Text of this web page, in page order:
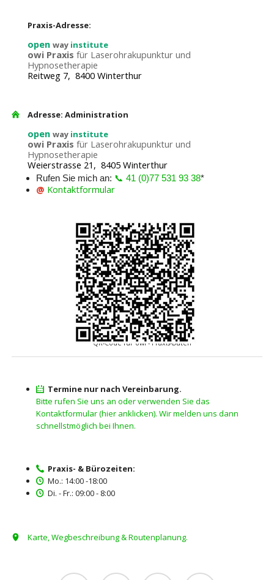
Praxis-Adresse:
open wayinstitute
owi Praxis für Laserohrakupunktur und
Hypnosetherapie
Reitweg 7, 8400 Winterthur
Adresse: Administration
open wayinstitute
owi Praxis für Laserohrakupunktur und
Hypnosetherapie
Weierstrasse 21, 8405 Winterthur
Rufen Sie mich an: 📞 41 (0)77 531 93 38*
@ Kontaktformular
QR-Code für owi - Praxis-Daten
Termine nur nach Vereinbarung.
Bitte rufen Sie uns an oder verwenden Sie das
Kontaktformular (hier anklicken). Wir melden uns dann
schnellstmöglich bei Ihnen.
Praxis- & Bürozeiten:
Mo.: 14:00 -18:00
Di. - Fr.: 09:00 - 8:00
Karte, Wegbeschreibung & Routenplanung.